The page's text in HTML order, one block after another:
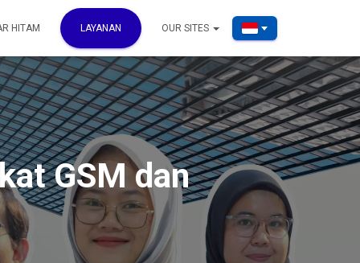
HITAM LAYANAN OUR SITES
GSM dan